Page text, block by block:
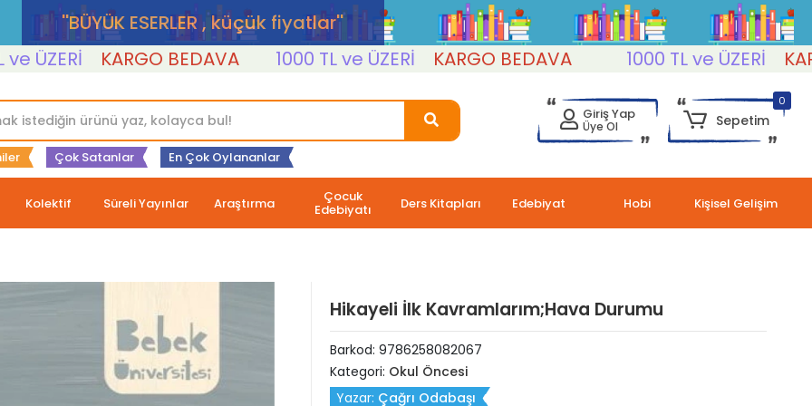
''BÜYÜK ESERLER , küçük fiyatlar''
KARGO BEDAVA 1000 TL ve ÜZERİ KARGO BEDAVA 1000 TL ve ÜZERİ KARGO
Çok Satanlar En Çok Oylananlar
Giriş Yap
Üye Ol
0
Sepetim
Kolektif Süreli Yayınlar Araştırma Çocuk
Edebiyatı Ders Kitapları Edebiyat Hobi Kişisel Gelişim
Hikayeli İlk Kavramlarım;Hava Durumu
Barkod: 9786258082067
Kategori: Okul Öncesi
Yazar: Çağrı Odabaşı